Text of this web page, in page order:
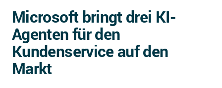
Offene Stellen bei CRM-Lieferanten
Über uns
DSGVO/GDPR
Impressum
Microsoft bringt drei KI-
Agenten für den
Kundenservice auf den
Markt